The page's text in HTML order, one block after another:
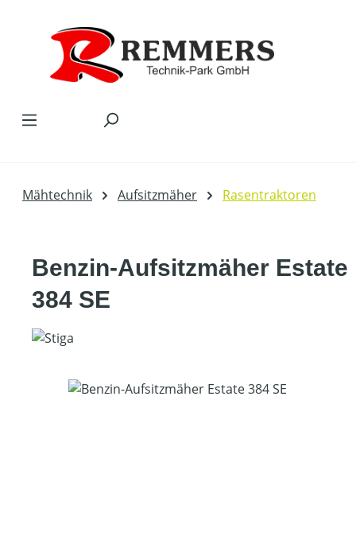
Mähtechnik Aufsitzmäher Rasentraktoren
Benzin-Aufsitzmäher Estate
384 SE
Bildergalerie überspringen